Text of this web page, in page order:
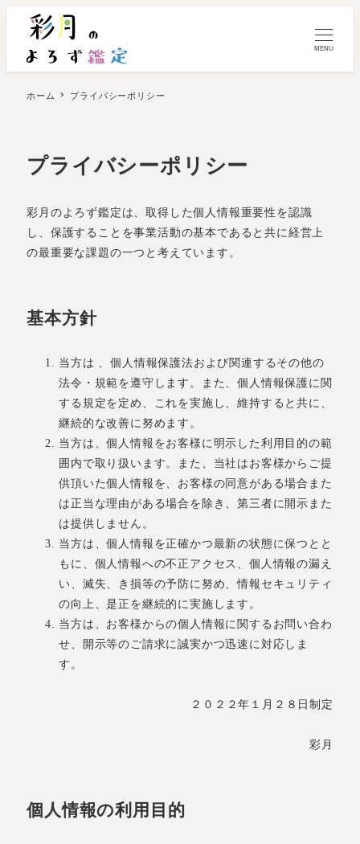
MENU
ホーム プライバシーポリシー
プライバシーポリシー
彩月のよろず鑑定は、取得した個人情報重要性を認識
し、保護することを事業活動の基本であると共に経営上
の最重要な課題の一つと考えています。
基本方針
当方は 、個人情報保護法および関連するその他の
法令・規範を遵守します。また、個人情報保護に関
する規定を定め、これを実施し、維持すると共に、
継続的な改善に努めます。
当方は、個人情報をお客様に明示した利用目的の範
囲内で取り扱います。また、当社はお客様からご提
供頂いた個人情報を、お客様の同意がある場合また
は正当な理由がある場合を除き、第三者に開示また
は提供しません。
当方は、個人情報を正確かつ最新の状態に保つとと
もに、個人情報への不正アクセス、個人情報の漏え
い、滅失、き損等の予防に努め、情報セキュリティ
の向上、是正を継続的に実施します。
当方は、お客様からの個人情報に関するお問い合わ
せ、開示等のご請求に誠実かつ迅速に対応しま
す。
２０２２年１月２８日制定
彩月
個人情報の利用目的